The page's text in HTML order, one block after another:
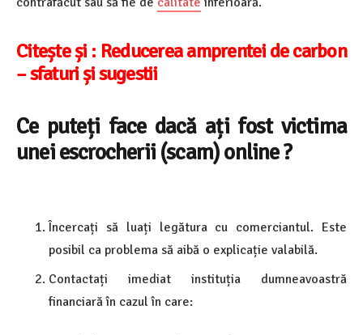
Citește și : Reducerea amprentei de carbon
– sfaturi și sugestii
Ce puteți face dacă ați fost victima
unei escrocherii (scam) online ?
Încercați să luați legătura cu comerciantul. Este
posibil ca problema să aibă o explicație valabilă.
Contactați imediat instituția dumneavoastră
financiară în cazul în care: